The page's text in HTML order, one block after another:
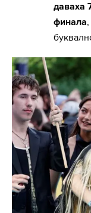
даваха
финала